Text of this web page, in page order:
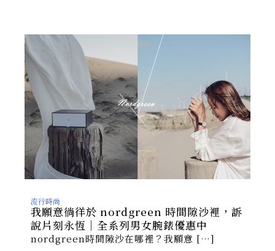
流行時尚
我願意徜徉於 nordgreen 時間隙沙裡，訴
說片刻永恆｜全系列男女腕錶優惠中
nordgreen時間隙沙在哪裡？我願意 […]